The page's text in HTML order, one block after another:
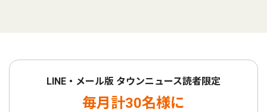
LINE・メール版 タウンニュース読者限定
毎月計30名様に